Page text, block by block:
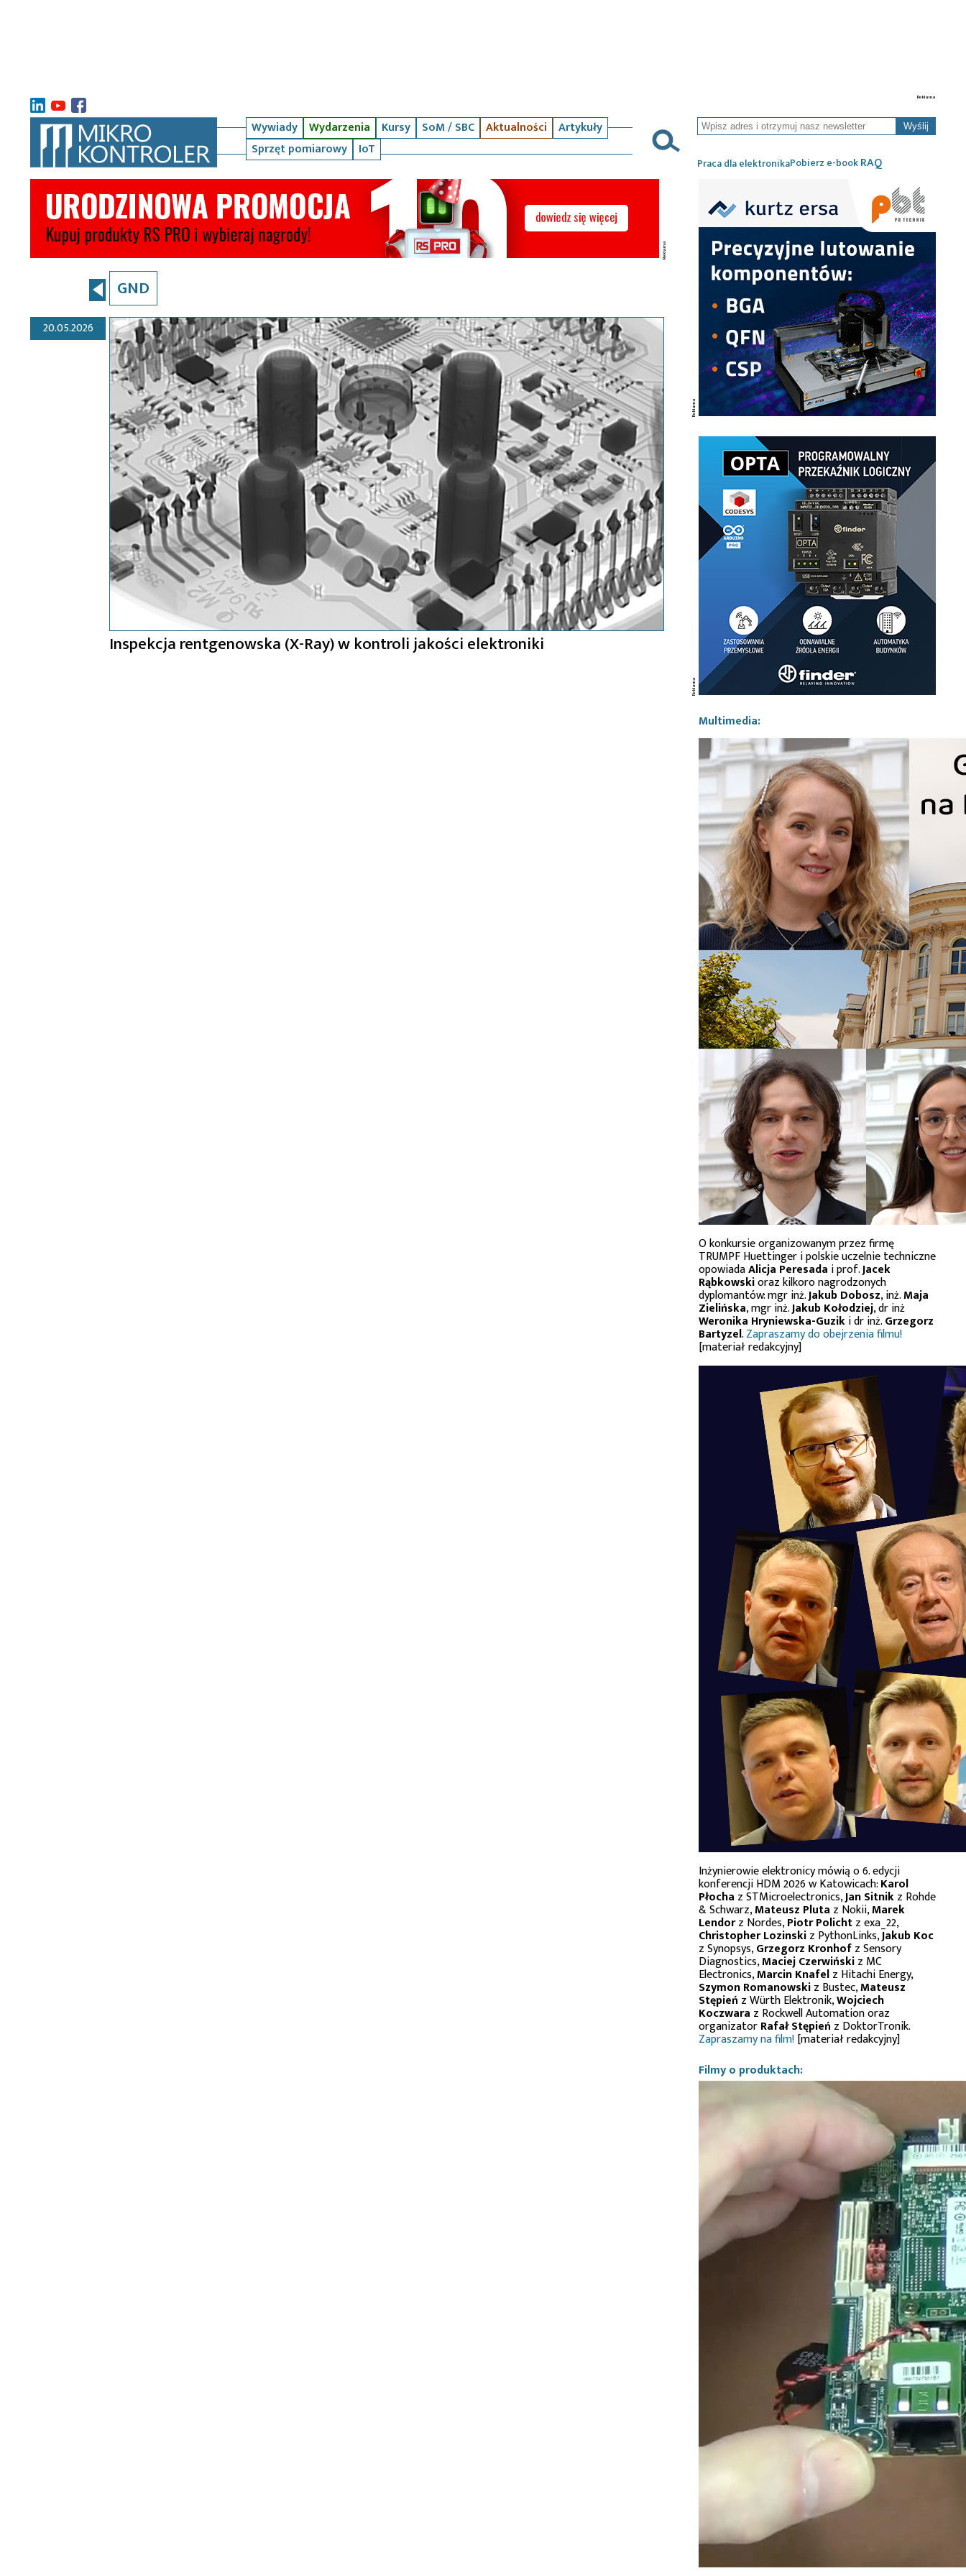
Wywiady Wydarzenia Kursy SoM / SBC Aktualności
Artykuły
Sprzęt pomiarowy
IoT
Wyślij
Praca dla elektronikaPobierz e-bookRAQ
GND
20.05.2026
Inspekcja rentgenowska (X-Ray) w kontroli jakości elektroniki
Multimedia:
O konkursie organizowanym przez firmę
TRUMPF Huettinger i polskie uczelnie techniczne
opowiadaAlicja Peresada i prof.Jacek
Rąbkowskioraz kilkoro nagrodzonych
dyplomantów: mgr inż.Jakub Dobosz, inż.Maja
Zielińska, mgr inż.Jakub Kołodziej, dr inż
Weronika Hryniewska-Guziki dr inż.Grzegorz
Bartyzel.Zapraszamy do obejrzenia filmu!
[materiał redakcyjny]
Inżynierowie elektronicy mówią o 6. edycji
konferencji HDM 2026 w Katowicach:Karol
Płocha z STMicroelectronics,Jan Sitnikz Rohde
& Schwarz,Mateusz Pluta z Nokii,Marek
Lendorz Nordes,Piotr Polichtz exa_22,
Christopher Lozinskiz PythonLinks,Jakub Koc
z Synopsys,Grzegorz Kronhofz Sensory
Diagnostics,Maciej Czerwińskiz MC
Electronics,Marcin Knafelz Hitachi Energy,
Szymon Romanowskiz Bustec,Mateusz
Stępień z Würth Elektronik,Wojciech
Koczwara z Rockwell Automation oraz
organizatorRafał Stępień z DoktorTronik.
Zapraszamy na film![materiał redakcyjny]
Filmy o produktach: